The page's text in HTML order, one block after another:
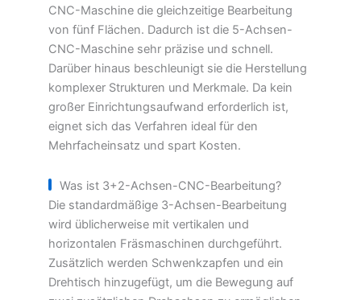
CNC-Maschine die gleichzeitige Bearbeitung
von fünf Flächen. Dadurch ist die 5-Achsen-
CNC-Maschine sehr präzise und schnell.
Darüber hinaus beschleunigt sie die Herstellung
komplexer Strukturen und Merkmale. Da kein
großer Einrichtungsaufwand erforderlich ist,
eignet sich das Verfahren ideal für den
Mehrfacheinsatz und spart Kosten.
Was ist 3+2-Achsen-CNC-Bearbeitung?
Die standardmäßige 3-Achsen-Bearbeitung
wird üblicherweise mit vertikalen und
horizontalen Fräsmaschinen durchgeführt.
Zusätzlich werden Schwenkzapfen und ein
Drehtisch hinzugefügt, um die Bewegung auf